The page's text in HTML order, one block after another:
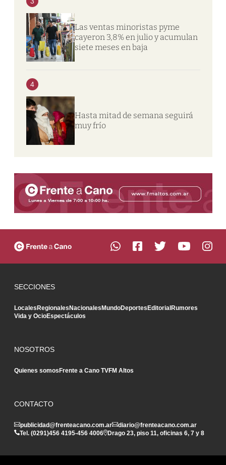
Las ventas minoristas pyme
cayeron 3,8% en julio y acumulan
siete meses en baja
4
Hasta mitad de semana seguirá
muy frío
SECCIONES
LocalesRegionalesNacionalesMundoDeportesEditorialRumores
Vida y OcioEspectáculos
NOSOTROS
Quienes somosFrente a Cano TVFM Altos
CONTACTO
publicidad@frenteacano.com.ar
diario@frenteacano.com.ar
Tel. (0291)456 4195-456 4006 Drago 23, piso 11, oficinas 6, 7 y 8